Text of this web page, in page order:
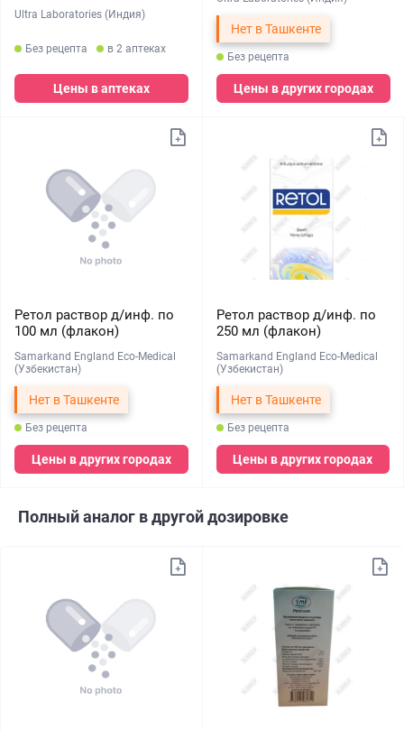
Ultra Laboratories (Индия)
Без рецепта в 2 аптеках
Цены в аптеках
Нет в Ташкенте
Без рецепта
Цены в других городах
Ретол раствор д/инф. по
100 мл (флакон)
Samarkand England Eco-Medical
(Узбекистан)
Нет в Ташкенте
Без рецепта
Цены в других городах
Ретол раствор д/инф. по
250 мл (флакон)
Samarkand England Eco-Medical
(Узбекистан)
Нет в Ташкенте
Без рецепта
Цены в других городах
Полный аналог в другой дозировке